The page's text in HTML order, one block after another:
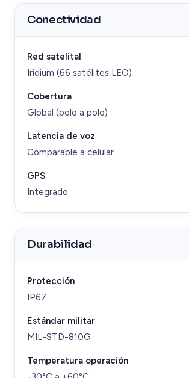
Conectividad
Red satelital
Iridium (66 satélites LEO)
Cobertura
Global (polo a polo)
Latencia de voz
Comparable a celular
GPS
Integrado
Durabilidad
Protección
IP67
Estándar militar
MIL-STD-810G
Temperatura operación